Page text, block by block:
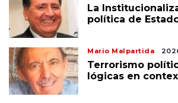
La
política de
Mario Malpartida
Terrorismo
lógicas en